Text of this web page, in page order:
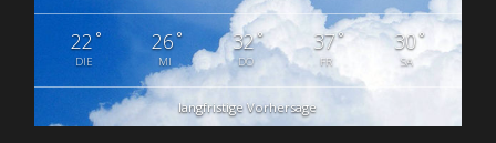
22 °
DIE
26°
MI
32°
DO
37°
FR
30°
SA
langfristige Vorhersage